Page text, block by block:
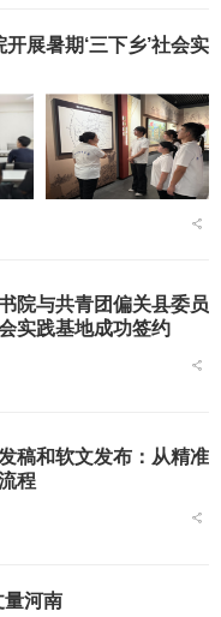
展暑期‘三下乡’社会实
院与共青团偏关县委员
实践基地成功签约
稿和软文发布：从精准
程
量河南